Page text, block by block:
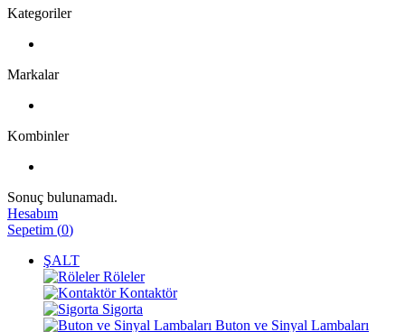
Kategoriler
Markalar
Kombinler
Sonuç bulunamadı.
Hesabım
Sepetim (0)
ŞALT
Röleler
Kontaktör
Sigorta
Buton ve Sinyal Lambaları